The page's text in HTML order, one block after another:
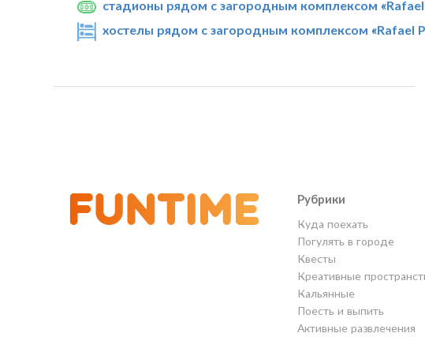
стадионы рядом с загородным комплексом
хостелы рядом с загородным комплексом «Rafael
Рубрики
Куда поехать
Погулять в городе
Квесты
Креативные
Кальянные
Поесть и выпить
Активные развлечения